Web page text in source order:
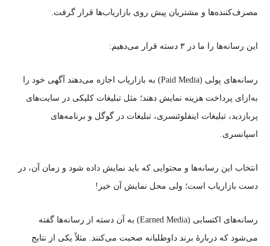
مصرف‌کننده‌ها و مشتریان پیش روی بازاریاب‌ها قرار گرفت.
این رسانه‌ها را ما در ۳ دسته قرار می‌دهیم:
رسانه‌های پولی (Paid Media) به بازاریاب اجازه می‌دهند آگهی خود را
به‌ازای پرداخت هزینه نمایش دهند؛ مثل تبلیغات کلیکی در سایت‌های
پربازدید، تبلیغات اینفلوئنسری، تبلیغات در گوگل و برنامه‌های
اسپانسری.
انتخاب این رسانه‌ها و محتوایی که باید نمایش داده شود و زمان آن، در
دست بازاریاب است؛ ولی محل نمایش آن خیر!
رسانه‌های اکتسابی (Earned Media) به آن دسته از رسانه‌ها گفته
می‌شود که دربارهٔ برند داوطلبانه صحبت می‌کنند. مثلاً یکی از نتایج